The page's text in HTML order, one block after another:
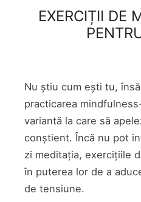
EXERCIȚII DE
Nu știu cum ești tu,
practicarea
variantă la care să
conștient. Încă nu pot
zi meditația, exercițiile
în puterea lor de a
de tensiune.